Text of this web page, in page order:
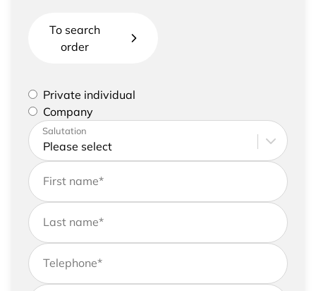
To search
order
Please select if you are a private individual or
represent a company
Private individual
Company
Please enter your address and contact details
Salutation
First name*
Last name*
Telephone*